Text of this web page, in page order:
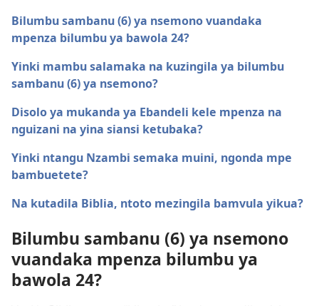
Bilumbu sambanu (6) ya nsemono vuandaka
mpenza bilumbu ya bawola 24?
Yinki mambu salamaka na kuzingila ya bilumbu
sambanu (6) ya nsemono?
Disolo ya mukanda ya Ebandeli kele mpenza na
nguizani na yina siansi ketubaka?
Yinki ntangu Nzambi semaka muini, ngonda mpe
bambuetete?
Na kutadila Biblia, ntoto mezingila bamvula yikua?
Bilumbu sambanu (6) ya nsemono
vuandaka mpenza bilumbu ya
bawola 24?